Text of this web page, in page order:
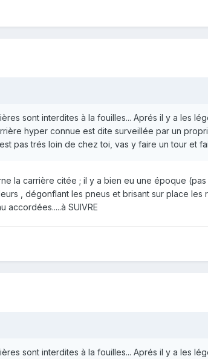
sont interdites à la fouilles... Aprés il y a les
hyper connue est dite surveillée par un
pas trés loin de chez toi, vas y faire un tour et
la carrière citée ; il y a bien eu une époque
, dégonflant les pneus et brisant sur place
accordées.....à SUIVRE
sont interdites à la fouilles... Aprés il y a les